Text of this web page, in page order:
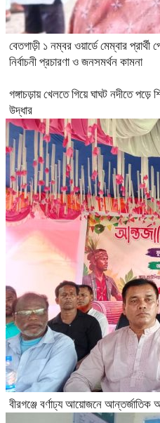
বেতগাড়ী ১ নম্বর ওয়ার্ডে মেম্বার
নির্বাচনী প্রচারণা ও জনসমর্থন কামনা
গঙ্গাচড়ায় খেলতে গিয়ে ঘাঘট নদীতে
উদ্ধার
বীরগঞ্জে বর্ণাঢ্য আয়োজনে আন্তর্জাতিক